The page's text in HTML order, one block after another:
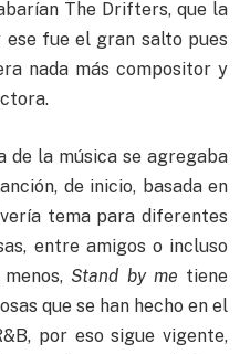
The Drifters, que la
fue el gran salto pues
nada más compositor y
de la música se agregaba
de inicio, basada en
tema para diferentes
entre amigos o incluso
Stand by me tiene
que se han hecho en el
por eso sigue vigente,